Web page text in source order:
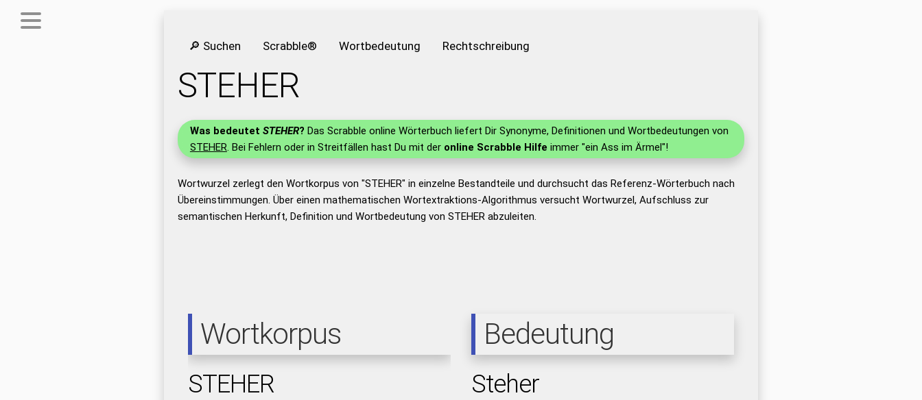
🔎 Suchen Scrabble® Wortbedeutung Rechtschreibung
STEHER
Was bedeutet STEHER? Das Scrabble online Wörterbuch liefert Dir Synonyme, Definitionen und Wortbedeutungen von
STEHER. Bei Fehlern oder in Streitfällen hast Du mit der online Scrabble Hilfe immer "ein Ass im Ärmel"!
Wortwurzel zerlegt den Wortkorpus von "STEHER" in einzelne Bestandteile und durchsucht das Referenz-Wörterbuch nach
Übereinstimmungen. Über einen mathematischen Wortextraktions-Algorithmus versucht Wortwurzel, Aufschluss zur
semantischen Herkunft, Definition und Wortbedeutung von STEHER abzuleiten.
Wortkorpus
STEHER
Bedeutung
Steher